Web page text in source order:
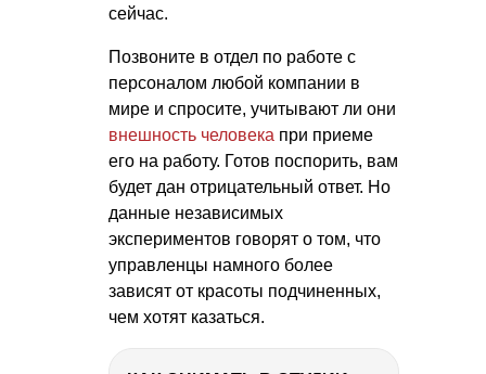
сейчас.
Позвоните в отдел по работе с
персоналом любой компании в
мире и спросите, учитывают ли они
внешность человека при приеме
его на работу. Готов поспорить, вам
будет дан отрицательный ответ. Но
данные независимых
экспериментов говорят о том, что
управленцы намного более
зависят от красоты подчиненных,
чем хотят казаться.